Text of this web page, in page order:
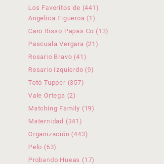
productos
Los Favoritos de 441 441
Angelica Figueroa 11
producto
Caro Risso Papas Co 1313
Pascuala Vergara 2121
Rosario Bravo 41 41
productos
Rosario Izquierdo 99
Totó Tupper 357357
Vale Ortega 22
productos
Matching Family 1919
Maternidad 341341
productos
Organización 443443
Pelo 6363
productos
Probando Hueas 1717